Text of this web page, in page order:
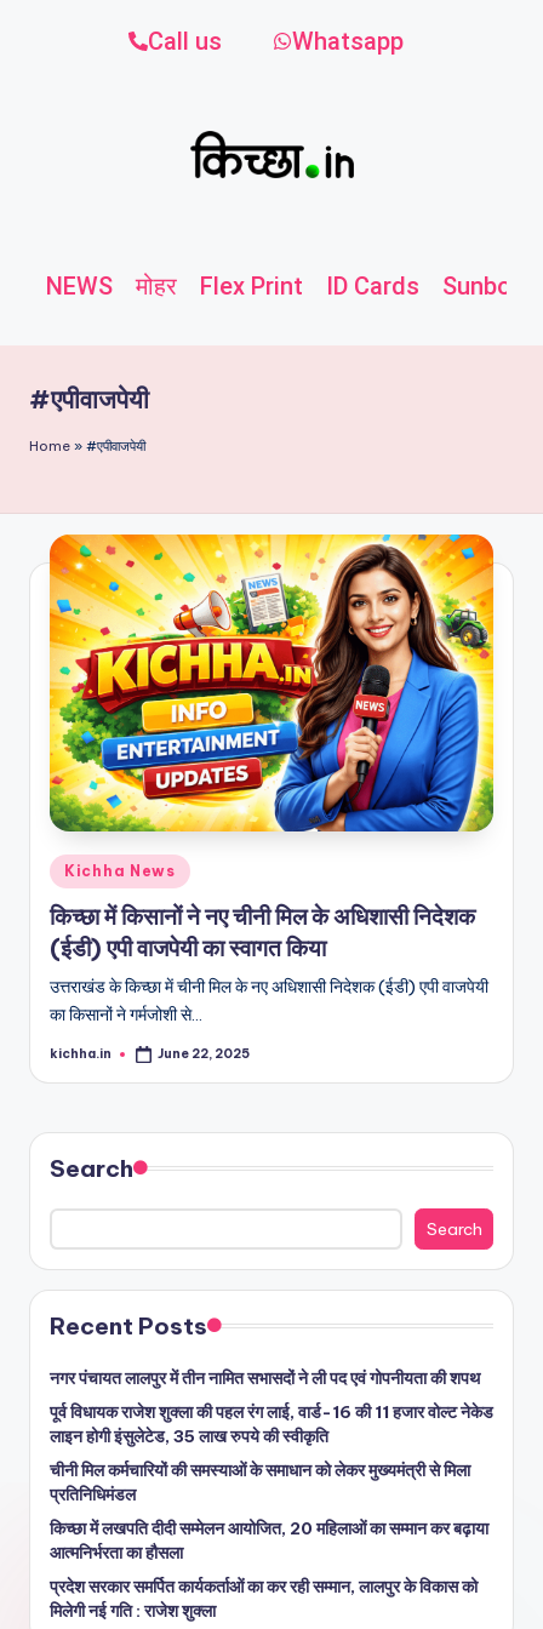
Call us Whatsapp
NEWS मोहर Flex Print ID Cards
#एपीवाजपेयी
Home » #एपीवाजपेयी
Kichha News
किच्छा में किसानों ने नए चीनी मिल के अधिशासी निदेशक
(ईडी) एपी वाजपेयी का स्वागत किया
उत्तराखंड के किच्छा में चीनी मिल के नए अधिशासी निदेशक (ईडी) एपी वाजपेयी
का किसानों ने गर्मजोशी से…
kichha.in June 22, 2025
Search
Search
Recent Posts
नगर पंचायत लालपुर में तीन नामित सभासदों ने ली पद एवं गोपनीयता की शपथ
पूर्व विधायक राजेश शुक्ला की पहल रंग लाई, वार्ड-16 की 11 हजार वोल्ट नेकेड
लाइन होगी इंसुलेटेड, 35 लाख रुपये की स्वीकृति
चीनी मिल कर्मचारियों की समस्याओं के समाधान को लेकर मुख्यमंत्री से मिला
प्रतिनिधिमंडल
किच्छा में लखपति दीदी सम्मेलन आयोजित, 20 महिलाओं का सम्मान कर बढ़ाया
आत्मनिर्भरता का हौसला
प्रदेश सरकार समर्पित कार्यकर्ताओं का कर रही सम्मान, लालपुर के विकास को
मिलेगी नई गति : राजेश शुक्ला